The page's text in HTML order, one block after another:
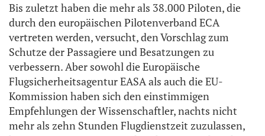
Bis zuletzt haben die mehr als 38.000 Piloten, die
durch den europäischen Pilotenverband ECA
vertreten werden, versucht, den Vorschlag zum
Schutze der Passagiere und Besatzungen zu
verbessern. Aber sowohl die Europäische
Flugsicherheitsagentur EASA als auch die EU-
Kommission haben sich den einstimmigen
Empfehlungen der Wissenschaftler, nachts nicht
mehr als zehn Stunden Flugdienstzeit zuzulassen,